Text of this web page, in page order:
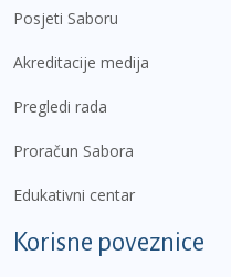
Posjeti Saboru
Akreditacije medija
Pregledi rada
Proračun Sabora
Edukativni centar
Korisne poveznice